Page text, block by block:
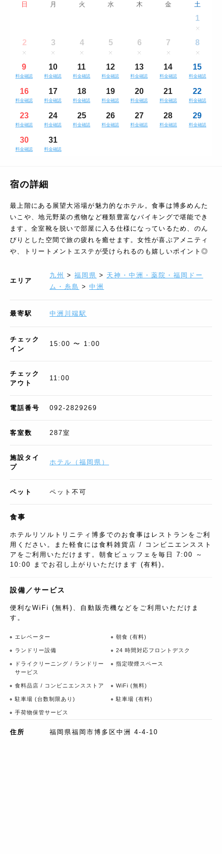
日 月 火 水 木 金 土
1
2 3 4 5 6 7 8
9
料金確認
10
料金確認
11
料金確認
12
料金確認
13
料金確認
14
料金確認
15
料金確認
16
料金確認
17
料金確認
18
料金確認
19
料金確認
20
料金確認
21
料金確認
22
料金確認
23
料金確認
24
料金確認
25
料金確認
26
料金確認
27
料金確認
28
料金確認
29
料金確認
30
料金確認
31
料金確認
宿の詳細
最上階にある展望大浴場が魅力的なホテル。食事は博多めんた
いこや、地元野菜の煮物など種類豊富なバイキングで堪能でき
ます。全室靴を脱いで部屋に入る仕様になっているため、のん
びりとした空間で旅の疲れを癒せます。女性が喜ぶアメニティ
や、トリートメントエステが受けられるのも嬉しいポイント◎
エリア
九州 > 福岡県 > 天神・中洲・薬院・福岡ドー
ム・糸島 > 中洲
最寄駅 中洲川端駅
チェック
イン
15:00 〜 1:00
チェック
アウト
11:00
電話番号 092-2829269
客室数 287室
施設タイ
プ
ホテル （ 福岡県 ）
ペット ペット不可
食事
ホテルリソルトリニティ博多でのお食事はレストランをご利
用ください。また軽食には食料雑貨店 / コンビニエンススト
アをご利用いただけます。朝食ビュッフェを毎日 7:00 ～
10:00 までお召し上がりいただけます (有料)。
設備／サービス
便利なWiFi (無料)、自動販売機などをご利用いただけま
す。
エレベーター 朝食 (有料)
ランドリー設備 24 時間対応フロントデスク
ドライクリーニング / ランドリー
サービス
指定喫煙スペース
食料品店 / コンビニエンスストア WiFi (無料)
駐車場 (台数制限あり) 駐車場 (有料)
手荷物保管サービス
住所 福岡県福岡市博多区中洲 4-4-10